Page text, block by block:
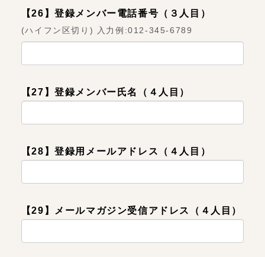
【26】登録メンバー電話番号（３人目）
(ハイフン区切り) 入力例:012-345-6789
【27】登録メンバー氏名（４人目）
【28】登録用メールアドレス（４人目）
【29】メールマガジン受信アドレス（４人目）